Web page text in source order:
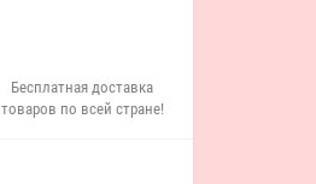
Бесплатная доставка
товаров по всей стране!